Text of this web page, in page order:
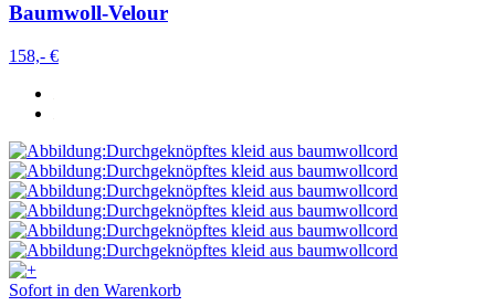
Baumwoll-Velour
158,- €
Sofort in den Warenkorb